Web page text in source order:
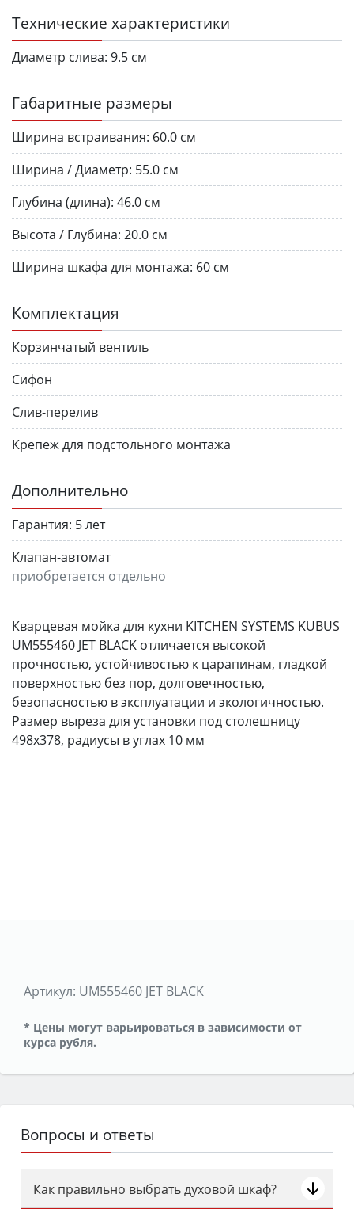
Технические характеристики
Диаметр слива: 9.5 см
Габаритные размеры
Ширина встраивания: 60.0 см
Ширина / Диаметр: 55.0 см
Глубина (длина): 46.0 см
Высота / Глубина: 20.0 см
Ширина шкафа для монтажа: 60 см
Комплектация
Корзинчатый вентиль
Сифон
Слив-перелив
Крепеж для подстольного монтажа
Дополнительно
Гарантия: 5 лет
Клапан-автомат
приобретается отдельно
Кварцевая мойка для кухни KITCHEN SYSTEMS KUBUS
UM555460 JET BLACK отличается высокой
прочностью, устойчивостью к царапинам, гладкой
поверхностью без пор, долговечностью,
безопасностью в эксплуатации и экологичностью.
Размер выреза для установки под столешницу
498х378, радиусы в углах 10 мм
Артикул: UM555460 JET BLACK
* Цены могут варьироваться в зависимости от
курса рубля.
Вопросы и ответы
Как правильно выбрать духовой шкаф?